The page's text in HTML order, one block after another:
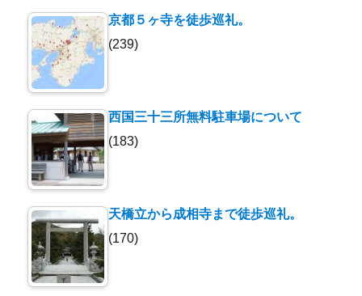
京都５ヶ寺を徒歩巡礼。
(239)
西国三十三所無料駐車場について
(183)
天橋立から成相寺まで徒歩巡礼。
(170)